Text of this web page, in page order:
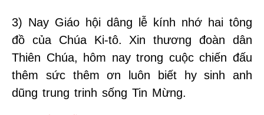
3) Nay Giáo hội dâng lễ kính nhớ hai tông
đồ của Chúa Ki-tô. Xin thương đoàn dân
Thiên Chúa, hôm nay trong cuộc chiến đấu
thêm sức thêm ơn luôn biết hy sinh anh
dũng trung trinh sống Tin Mừng.